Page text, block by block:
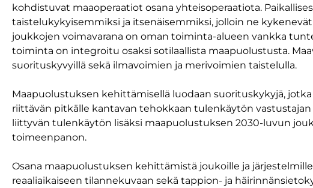
kohdistuvat maaoperaatiot osana yhteisoperaatiota.
taistelukykyisemmiksi ja itsenäisemmiksi, jolloin ne
joukkojen voimavarana on oman toiminta-alueen vankka
toiminta on integroitu osaksi sotilaallista maapuolustusta.
suorituskyvyillä sekä ilmavoimien ja merivoimien taistelulla.
Maapuolustuksen kehittämisellä luodaan suorituskykyjä,
riittävän pitkälle kantavan tehokkaan tulenkäytön
liittyvän tulenkäytön lisäksi maapuolustuksen 2030-luvun
toimeenpanon.
Osana maapuolustuksen kehittämistä joukoille ja
reaaliaikaiseen tilannekuvaan sekä tappion- ja